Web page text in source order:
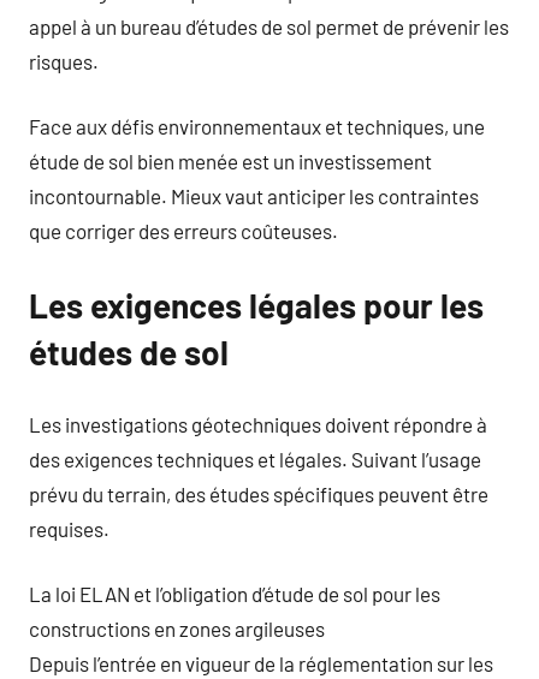
appel à un bureau d’études de sol permet de prévenir les
risques.
Face aux défis environnementaux et techniques, une
étude de sol bien menée est un investissement
incontournable. Mieux vaut anticiper les contraintes
que corriger des erreurs coûteuses.
Les exigences légales pour les
études de sol
Les investigations géotechniques doivent répondre à
des exigences techniques et légales. Suivant l’usage
prévu du terrain, des études spécifiques peuvent être
requises.
La loi ELAN et l’obligation d’étude de sol pour les
constructions en zones argileuses
Depuis l’entrée en vigueur de la réglementation sur les